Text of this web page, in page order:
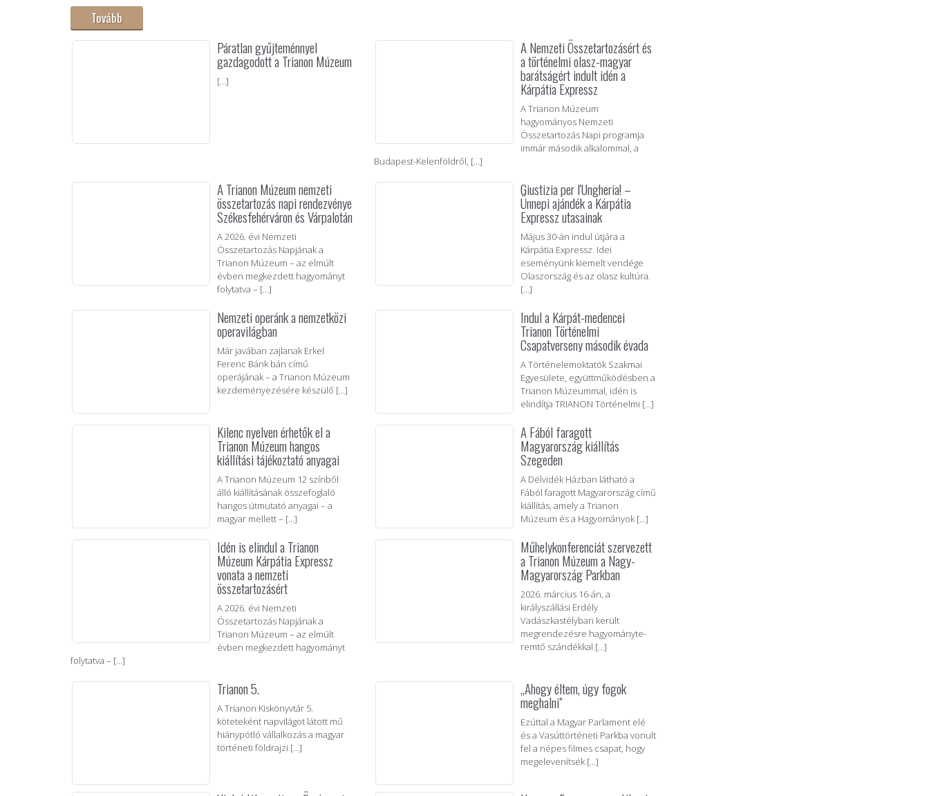
Tovább
Páratlan gyűjteménnyel
gazdagodott a Trianon Múzeum
[...]
A Nemzeti Összetartozásért és
a történelmi olasz-magyar
barátságért indult idén a
Kárpátia Expressz
A Trianon Múzeum
hagyományos Nemzeti
Összetartozás Napi programja
immár második alkalommal, a
Budapest-Kelenföldről, [...]
A Trianon Múzeum nemzeti
összetartozás napi rendezvénye
Székesfehérváron és Várpalotán
A 2026. évi Nemzeti
Összetartozás Napjának a
Trianon Múzeum – az elmúlt
évben megkezdett hagyományt
folytatva – [...]
Giustizia per l'Ungheria! –
Ünnepi ajándék a Kárpátia
Expressz utasainak
Május 30-án indul útjára a
Kárpátia Expressz. Idei
eseményünk kiemelt vendége
Olaszország és az olasz kultúra.
[...]
Nemzeti operánk a nemzetközi
operavilágban
Már javában zajlanak Erkel
Ferenc Bánk bán című
operájának – a Trianon Múzeum
kezdeményezésére készülő [...]
Indul a Kárpát-medencei
Trianon Történelmi
Csapatverseny második évada
A Történelemoktatók Szakmai
Egyesülete, együttműködésben a
Trianon Múzeummal, idén is
elindítja TRIANON Történelmi [...]
Kilenc nyelven érhetők el a
Trianon Múzeum hangos
kiállítási tájékoztató anyagai
A Trianon Múzeum 12 színből
álló kiállításának összefoglaló
hangos útmutató anyagai – a
magyar mellett – [...]
A Fából faragott
Magyarország kiállítás
Szegeden
A Délvidék Házban látható a
Fából faragott Magyarország című
kiállítás, amely a Trianon
Múzeum és a Hagyományok [...]
Idén is elindul a Trianon
Múzeum Kárpátia Expressz
vonata a nemzeti
összetartozásért
A 2026. évi Nemzeti
Összetartozás Napjának a
Trianon Múzeum – az elmúlt
évben megkezdett hagyományt
folytatva – [...]
Műhelykonferenciát szervezett
a Trianon Múzeum a Nagy-
Magyarország Parkban
2026. március 16-án, a
királyszállási Erdély
Vadászkastélyban került
megrendezésre hagyományte­
remtő szándékkal [...]
Trianon 5.
A Trianon Kiskönyvtár 5.
köteteként napvilágot látott mű
hiánypótló vállalkozás a magyar
történeti földrajzi [...]
„Ahogy éltem, úgy fogok
meghalni”
Ezúttal a Magyar Parlament elé
és a Vasúttörténeti Parkba vonult
fel a népes filmes csapat, hogy
megelevenítsék [...]